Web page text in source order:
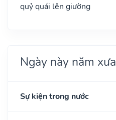
quỷ quái lên giường
Ngày này năm xưa
Sự kiện trong nước